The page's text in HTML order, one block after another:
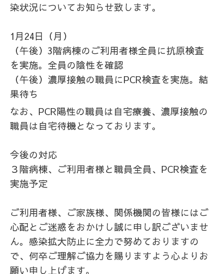
染状況についてお知らせ致します。
1月24日（月）
（午後）3階病棟のご利用者様全員に抗原検査
を実施。全員の陰性を確認
（午後）濃厚接触の職員にPCR検査を実施。結
果待ち
なお、PCR陽性の職員は自宅療養、濃厚接触の
職員は自宅待機となっております。
今後の対応
３階病棟、ご利用者様と職員全員、PCR検査を
実施予定
ご利用者様、ご家族様、関係機関の皆様にはご
心配とご迷惑をおかけし誠に申し訳ございませ
ん。感染拡大防止に全力で努めておりますの
で、何卒ご理解ご協力を賜りますよう心よりお
願い申し上げます。